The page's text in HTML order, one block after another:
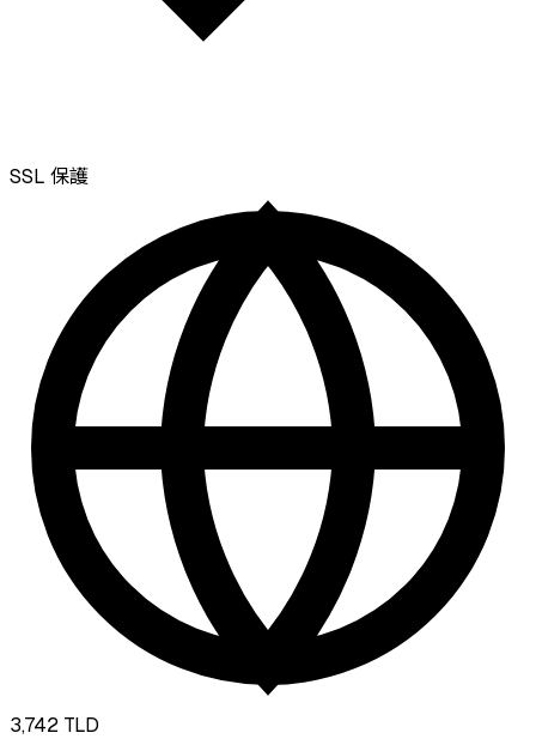
SSL 保護
3,742 TLD